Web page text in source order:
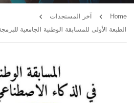
Home
آخر المستجدات
الطبعة الأولى للمسابقة الوطنية الجامعية للبرمجة